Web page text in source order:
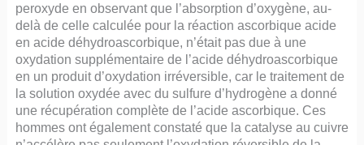
peroxyde en observant que l’absorption d’oxygène, au-
delà de celle calculée pour la réaction ascorbique acide
en acide déhydroascorbique, n’était pas due à une
oxydation supplémentaire de l’acide déhydroascorbique
en un produit d’oxydation irréversible, car le traitement de
la solution oxydée avec du sulfure d’hydrogène a donné
une récupération complète de l’acide ascorbique. Ces
hommes ont également constaté que la catalyse au cuivre